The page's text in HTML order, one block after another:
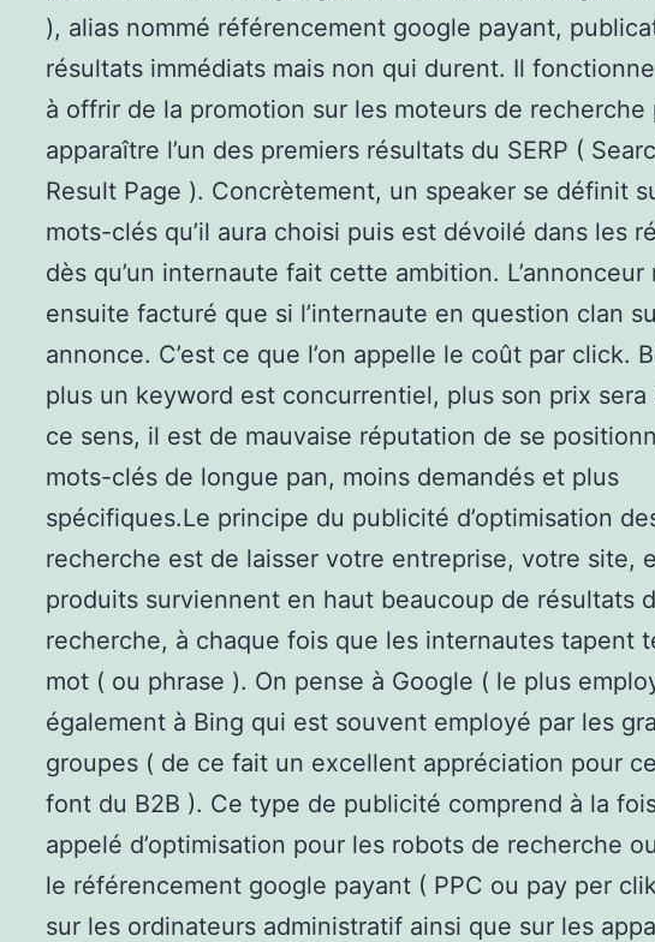
), alias nommé référencement google payant,
résultats immédiats mais non qui durent. Il
à offrir de la promotion sur les moteurs de recherche
apparaître l’un des premiers résultats du SERP (
Result Page ). Concrètement, un speaker se définit
mots-clés qu’il aura choisi puis est dévoilé dans les
dès qu’un internaute fait cette ambition. L’annonceur
ensuite facturé que si l’internaute en question clan
annonce. C’est ce que l’on appelle le coût par click.
plus un keyword est concurrentiel, plus son prix sera
ce sens, il est de mauvaise réputation de se
mots-clés de longue pan, moins demandés et plus
spécifiques.Le principe du publicité d’optimisation
recherche est de laisser votre entreprise, votre site,
produits surviennent en haut beaucoup de résultats
recherche, à chaque fois que les internautes tapent
mot ( ou phrase ). On pense à Google ( le plus
également à Bing qui est souvent employé par les
groupes ( de ce fait un excellent appréciation pour
font du B2B ). Ce type de publicité comprend à la
appelé d’optimisation pour les robots de recherche
le référencement google payant ( PPC ou pay per
sur les ordinateurs administratif ainsi que sur les